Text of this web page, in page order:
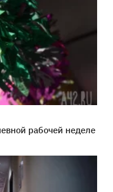
рабочей неделе